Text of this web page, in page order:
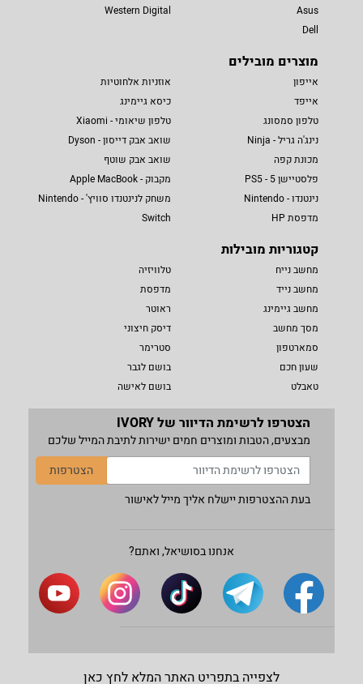
Asus
Dell
Western Digital
מוצרים מובילים
אייפון
אייפד
טלפון סמסונג
נינג'ה גריל - Ninja
מכונת קפה
פלסטיישן 5 - PS5
נינטנדו - Nintendo
מדפסת HP
אוזניות אלחוטיות
כיסא גיימינג
טלפון שיאומי - Xiaomi
שואב אבק דייסון - Dyson
שואב אבק שוטף
מקבוק - Apple MacBook
משחק לנינטנדו סוויץ' - Nintendo
Switch
קטגוריות מובילות
מחשב נייח
מחשב נייד
מחשב גיימינג
מסך מחשב
סמארטפון
שעון חכם
טאבלט
טלוויזיה
מדפסת
ראוטר
דיסק חיצוני
סטרימר
בושם לגבר
בושם לאישה
הצטרפו לרשימת הדיוור של IVORY
מבצעים, הטבות ומוצרים חמים ישירות לתיבת המייל שלכם
הצטרפות
בעת ההצטרפות יישלח אליך מייל לאישור
אנחנו בסושיאל, ואתם?
לצפייה בתפריט האתר המלא לחץ כאן